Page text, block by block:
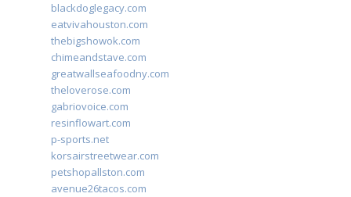
blackdoglegacy.com
eatvivahouston.com
thebigshowok.com
chimeandstave.com
greatwallseafoodny.com
theloverose.com
gabriovoice.com
resinflowart.com
p-sports.net
korsairstreetwear.com
petshopallston.com
avenue26tacos.com